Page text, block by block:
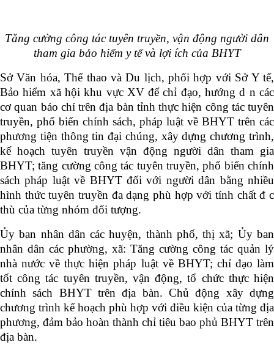
Tăng cường công tác tuyên truyền, vận động người dân
tham gia bảo hiểm y tế và lợi ích của BHYT
Sở Văn hóa, Thể thao và Du lịch, phối hợp với Sở Y tế,
Bảo hiểm xã hội khu vực XV để chỉ đạo, hướng d n các
cơ quan báo chí trên địa bàn tỉnh thực hiện công tác tuyên
truyền, phổ biến chính sách, pháp luật về BHYT trên các
phương tiện thông tin đại chúng, xây dựng chương trình,
kế hoạch tuyên truyền vận động người dân tham gia
BHYT; tăng cường công tác tuyên truyền, phổ biến chính
sách pháp luật về BHYT đối với người dân bằng nhiều
hình thức tuyên truyền đa dạng phù hợp với tính chất đ c
thù của từng nhóm đối tượng.
Ủy ban nhân dân các huyện, thành phố, thị xã; Ủy ban
nhân dân các phường, xã: Tăng cường công tác quản lý
nhà nước về thực hiện pháp luật về BHYT; chỉ đạo làm
tốt công tác tuyên truyền, vận động, tổ chức thực hiện
chính sách BHYT trên địa bàn. Chủ động xây dựng
chương trình kế hoạch phù hợp với điều kiện của từng địa
phương, đảm bảo hoàn thành chỉ tiêu bao phủ BHYT trên
địa bàn.